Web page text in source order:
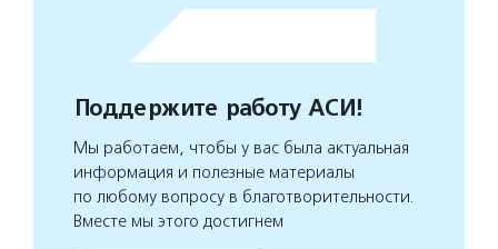
Поддержите работу АСИ!
Мы работаем, чтобы у вас была актуальная
информация и полезные материалы
по любому вопросу в благотворительности.
Вместе мы этого достигнем